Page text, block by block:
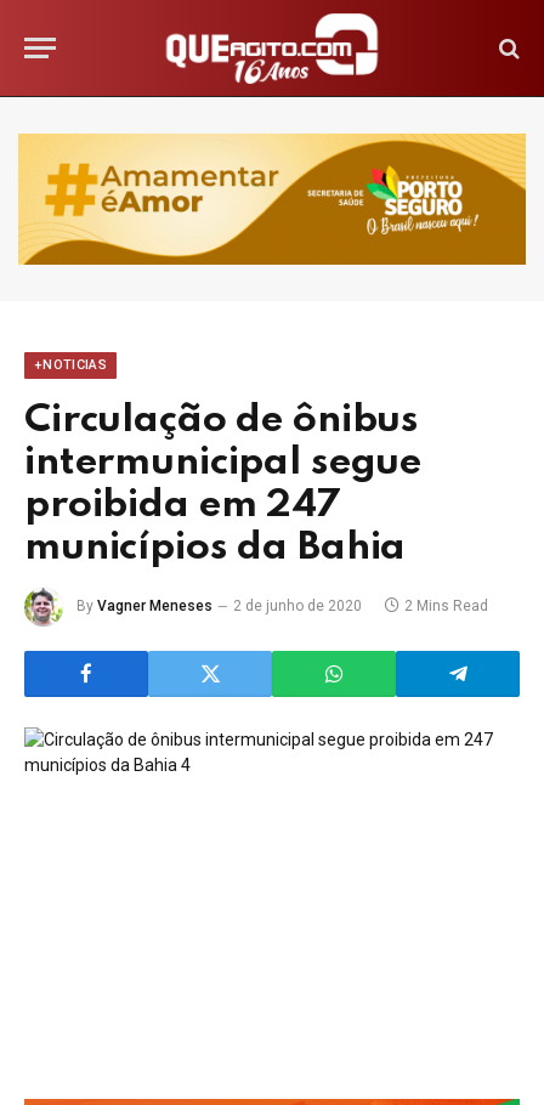
+NOTICIAS
Circulação de ônibus
intermunicipal segue
proibida em 247
municípios da Bahia
By Vagner Meneses 2 de junho de 2020 2 Mins Read